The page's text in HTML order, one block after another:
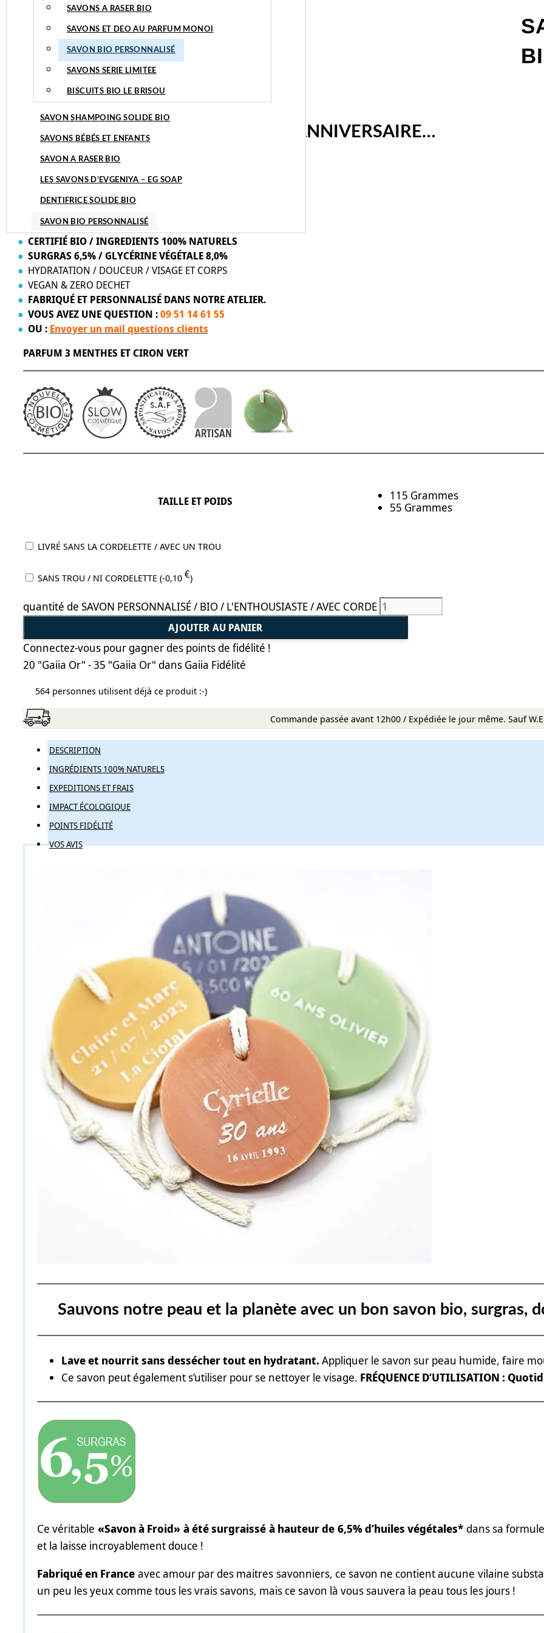
SAVONS TYPE ALEP BIO
CHUTES DE SAVONS
SAVON MAINS
SAVON SHAMPOING SOLIDE BIO
SAVONS BÉBÉS ET ENFANTS
SAVON A RASER BIO
LES SAVONS D’EVGENIYA – EG SOAP
DENTIFRICE SOLIDE BIO
SAVON BIO PERSONNALISÉ
SAVONS A RASER BIO
SAVONS ET DEO AU PARFUM MONOI
SAVON BIO PERSONNALISÉ
SAVONS SERIE LIMITEE
BISCUITS BIO LE BRISOU
AVEC CORDE
UN MARIAGE, UN BAPTEME, UN ANNIVERSAIRE…
MARQUAGE BLANC EN LEGER RELIEF.
TAILLE 55 grammes :7,3 cm x 1,3 cm x 7,3 cm
COMMANDE MINIMUM : 6 savons.
CERTIFIÉ BIO / INGREDIENTS 100% NATURELS
SURGRAS 6,5% / GLYCÉRINE VÉGÉTALE 8,0%
HYDRATATION / DOUCEUR / VISAGE ET CORPS
VEGAN & ZERO DECHET
FABRIQUÉ ET PERSONNALISÉ DANS NOTRE ATELIER.
VOUS AVEZ UNE QUESTION :09 51 14 61 55
OU : Envoyer un mail questions clients
PARFUM 3 MENTHES ET CIRON VERT
TAILLE ET POIDS
115 Grammes
55 Grammes
LIVRÉ SANS LA CORDELETTE / AVEC UN TROU
SANS TROU / NI CORDELETTE (-0,10 €)
quantité de SAVON PERSONNALISÉ / BIO / L'ENTHOUSIASTE / AVEC CORDE
AJOUTER AU PANIER
Connectez-vous pour gagner des points de fidélité !
20 "Gaiia Or" - 35 "Gaiia Or" dans Gaiia Fidélité
564 personnes utilisent déjà ce produit :-)
Commande passée avant 12h00 / Expédiée le jour même. Sauf
DESCRIPTION
INGRÉDIENTS 100% NATURELS
EXPEDITIONS ET FRAIS
IMPACT ÉCOLOGIQUE
POINTS FIDÉLITÉ
VOS AVIS
Sauvons notre peau et la planète avec un bon savon bio, surgras,
Lave et nourrit sans dessécher tout en hydratant. Appliquer le savon sur peau humide, faire
Ce savon peut également s’utiliser pour se nettoyer le visage. FRÉQUENCE D’UTILISATION :
Ce véritable «Savon à Froid» à été surgraissé à hauteur de 6,5% d’huiles végétales* dans sa
et la laisse incroyablement douce !
Fabriqué en France avec amour par des maitres savonniers, ce savon ne contient aucune vilaine
un peu les yeux comme tous les vrais savons, mais ce savon là vous sauvera la peau tous les jours !